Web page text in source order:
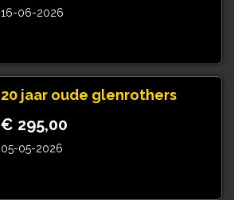
16-06-2026
20 jaar oude glenrothers
€ 295,00
05-05-2026